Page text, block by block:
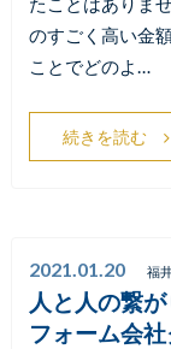
のすごく高い金
ことでどのよ…
続きを読む
2021.01.20 福
人と人の繋
フォーム会